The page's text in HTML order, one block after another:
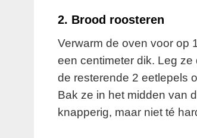
2. Brood roosteren
Verwarm de oven voor op
een centimeter dik. Leg
de resterende 2 eetlepels
Bak ze in het midden van
knapperig, maar niet té